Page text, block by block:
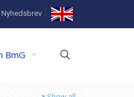
Nyhedsbrev
In
BmG